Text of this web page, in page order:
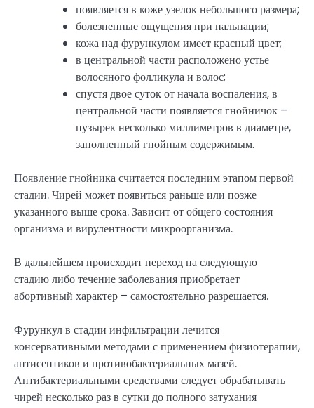
появляется в коже узелок небольшого размера;
болезненные ощущения при пальпации;
кожа над фурункулом имеет красный цвет;
в центральной части расположено устье
волосяного фолликула и волос;
спустя двое суток от начала воспаления, в
центральной части появляется гнойничок –
пузырек несколько миллиметров в диаметре,
заполненный гнойным содержимым.
Появление гнойника считается последним этапом первой
стадии. Чирей может появиться раньше или позже
указанного выше срока. Зависит от общего состояния
организма и вирулентности микроорганизма.
В дальнейшем происходит переход на следующую
стадию либо течение заболевания приобретает
абортивный характер – самостоятельно разрешается.
Фурункул в стадии инфильтрации лечится
консервативными методами с применением физиотерапии,
антисептиков и противобактериальных мазей.
Антибактериальными средствами следует обрабатывать
чирей несколько раз в сутки до полного затухания